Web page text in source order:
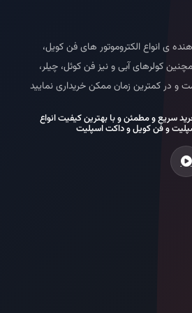
ی انواع الکتروموتور های فن کویل،
کولرهای آبی و نیز فن کوئل، چیلر،
و در کمترین زمان ممکن خریداری نمایید
سریع و مطمئن و با بهترین کیفیت انواع
و فن کویل و داکت اسپلیت